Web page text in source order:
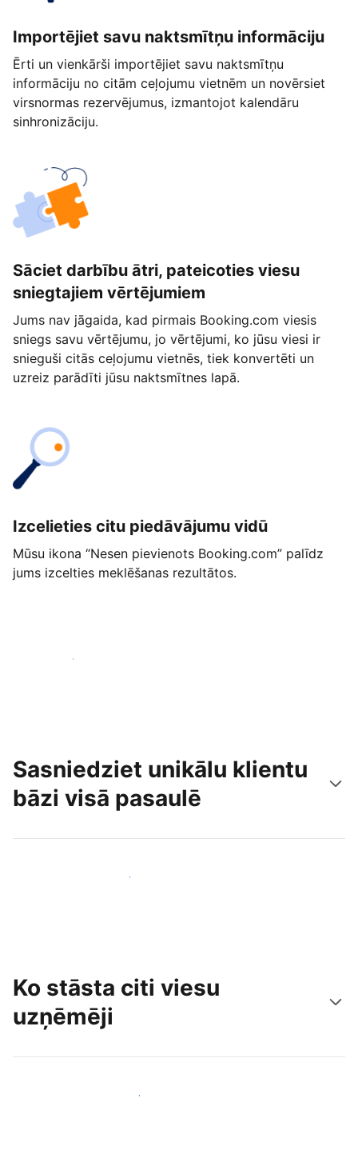
Importējiet savu naktsmītņu informāciju
Ērti un vienkārši importējiet savu naktsmītņu
informāciju no citām ceļojumu vietnēm un novērsiet
virsnormas rezervējumus, izmantojot kalendāru
sinhronizāciju.
Sāciet darbību ātri, pateicoties viesu
sniegtajiem vērtējumiem
Jums nav jāgaida, kad pirmais Booking.com viesis
sniegs savu vērtējumu, jo vērtējumi, ko jūsu viesi ir
snieguši citās ceļojumu vietnēs, tiek konvertēti un
uzreiz parādīti jūsu naktsmītnes lapā.
Izcelieties citu piedāvājumu vidū
Mūsu ikona “Nesen pievienots Booking.com” palīdz
jums izcelties meklēšanas rezultātos.
Sākt jau šodien
Sasniedziet unikālu klientu
bāzi visā pasaulē
Sasniegt jaunus viesus jau šodien
Ko stāsta citi viesu
uzņēmēji
Pievienoties citiem viesu uzņēmējiem